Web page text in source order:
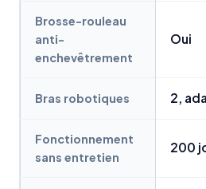
Brosse-rouleau
anti-
enchevêtrement
Oui
Bras robotiques 2,
Fonctionnement
sans entretien
200